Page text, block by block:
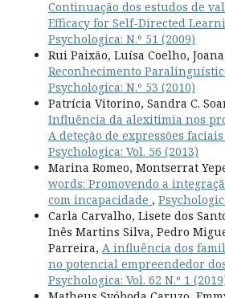
Continuação dos estudos de
Efficacy for Self-Directed
Psychologica: N.º 51 (2009)
Rui Paixão, Luísa Coelho,
Reconhecimento
Psychologica: N.º 53 (2010)
Patrícia Vitorino, Sandra C.
Influência da alexitimia nos
A deteção de expressões
Psychologica: Vol. 56 (2013)
Marina Romeo, Montserrat
words: Promovendo a
com incapacidade ,
Carla Carvalho, Lisete dos
Inês Martins Silva, Pedro
Parreira, A influência dos
no potencial empreendedor
Psychologica: Vol. 62 N.º 1